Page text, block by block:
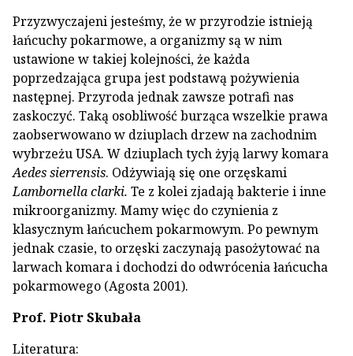
Przyzwyczajeni jesteśmy, że w przyrodzie istnieją
łańcuchy pokarmowe, a organizmy są w nim
ustawione w takiej kolejności, że każda
poprzedzająca grupa jest podstawą pożywienia
następnej. Przyroda jednak zawsze potrafi nas
zaskoczyć. Taką osobliwość burząca wszelkie prawa
zaobserwowano w dziuplach drzew na zachodnim
wybrzeżu USA. W dziuplach tych żyją larwy komara
Aedes sierrensis. Odżywiają się one orzęskami
Lambornella clarki. Te z kolei zjadają bakterie i inne
mikroorganizmy. Mamy więc do czynienia z
klasycznym łańcuchem pokarmowym. Po pewnym
jednak czasie, to orzęski zaczynają pasożytować na
larwach komara i dochodzi do odwrócenia łańcucha
pokarmowego (Agosta 2001).
Prof. Piotr Skubała
Literatura: